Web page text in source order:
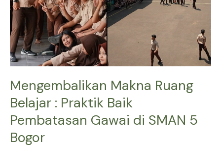
Mengembalikan Makna Ruang
Belajar : Praktik Baik
Pembatasan Gawai di SMAN 5
Bogor
:
Praktik
Baik
Pembatasan
Gawai
di
5
Bogor